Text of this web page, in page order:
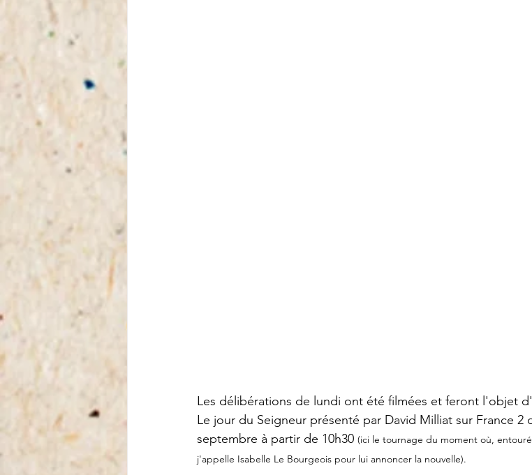
Les délibérations de lundi ont été filmées et feront l'objet
Le jour du Seigneur présenté par David Milliat sur France 2
septembre à partir de 10h30 (ici le tournage du moment où,
j'appelle Isabelle Le Bourgeois pour lui annoncer la nouvelle).